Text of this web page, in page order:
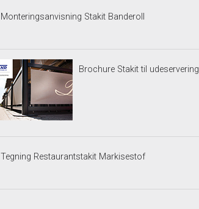
Monteringsanvisning Stakit Banderoll
Brochure Stakit til udeservering
Tegning Restaurantstakit Markisestof